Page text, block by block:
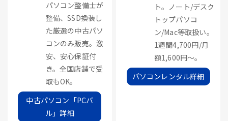
パソコン整備士が
整備、SSD換装し
た厳選の中古パソ
コンのみ販売。激
安、安心保証付
き。全国店舗で受
取もOK。
中古パソコン「PCバ
ル」詳細
ト。ノート/デスク
トップパソコ
ン/Mac等取扱い。
1週間4,700円/月
額1,600円～。
パソコンレンタル詳細